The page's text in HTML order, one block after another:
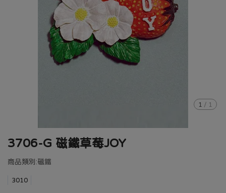
1 / 1
3706-G 磁鐵草莓JOY
商品類別:磁鐵
3010